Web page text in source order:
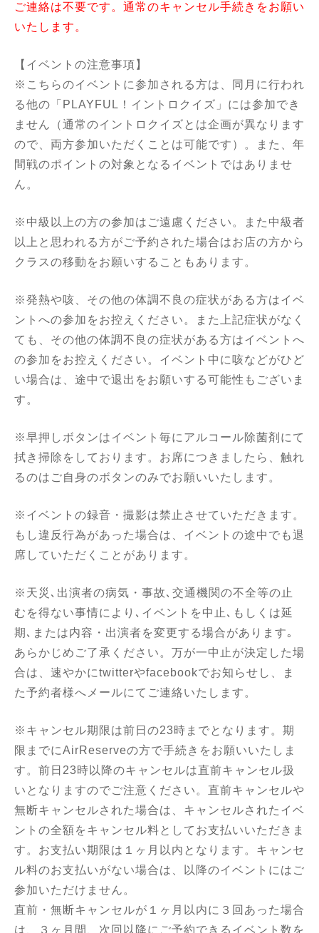
ご連絡は不要です。通常のキャンセル手続きをお願い
いたします。
【イベントの注意事項】
※こちらのイベントに参加される方は、同月に行われ
る他の「PLAYFUL！イントロクイズ」には参加でき
ません（通常のイントロクイズとは企画が異なります
ので、両方参加いただくことは可能です）。また、年
間戦のポイントの対象となるイベントではありませ
ん。
※中級以上の方の参加はご遠慮ください。また中級者
以上と思われる方がご予約された場合はお店の方から
クラスの移動をお願いすることもあります。
※発熱や咳、その他の体調不良の症状がある方はイベ
ントへの参加をお控えください。また上記症状がなく
ても、その他の体調不良の症状がある方はイベントへ
の参加をお控えください。イベント中に咳などがひど
い場合は、途中で退出をお願いする可能性もございま
す。
※早押しボタンはイベント毎にアルコール除菌剤にて
拭き掃除をしております。お席につきましたら、触れ
るのはご自身のボタンのみでお願いいたします。
※イベントの録音・撮影は禁止させていただきます。
もし違反行為があった場合は、イベントの途中でも退
席していただくことがあります。
※天災､出演者の病気・事故､交通機関の不全等の止
むを得ない事情により､イベントを中止､もしくは延
期､または内容・出演者を変更する場合があります｡
あらかじめご了承ください。万が一中止が決定した場
合は、速やかにtwitterやfacebookでお知らせし、ま
た予約者様へメールにてご連絡いたします。
※キャンセル期限は前日の23時までとなります。期
限までにAirReserveの方で手続きをお願いいたしま
す。前日23時以降のキャンセルは直前キャンセル扱
いとなりますのでご注意ください。直前キャンセルや
無断キャンセルされた場合は、キャンセルされたイベ
ントの全額をキャンセル料としてお支払いいただきま
す。お支払い期限は１ヶ月以内となります。キャンセ
ル料のお支払いがない場合は、以降のイベントにはご
参加いただけません。
直前・無断キャンセルが１ヶ月以内に３回あった場合
は、３ヶ月間、次回以降にご予約できるイベント数を